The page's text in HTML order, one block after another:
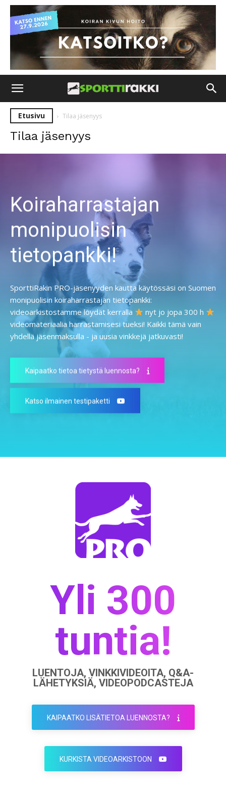
Etusivu Tilaa jäsenyys
Tilaa jäsenyys
Koiraharrastajan
monipuolisin
tietopankki!
SporttiRakin PRO-jäsenyyden kautta käytössäsi on Suomen
monipuolisin koiraharrastajan tietopankki:
videoarkistostamme löydät kerralla
nyt jo jopa 300 h
videomateriaalia harrastamisesi tueksi! Kaikki tämä vain
yhdellä jäsenmaksulla - ja uusia vinkkejä jatkuvasti!
Kaipaatko tietoa tietystä luennosta?
Katso ilmainen testipaketti
Yli 300
tuntia!
LUENTOJA, VINKKIVIDEOITA, Q&A-
LÄHETYKSIÄ, VIDEOPODCASTEJA
KAIPAATKO LISÄTIETOA LUENNOSTA?
KURKISTA VIDEOARKISTOON